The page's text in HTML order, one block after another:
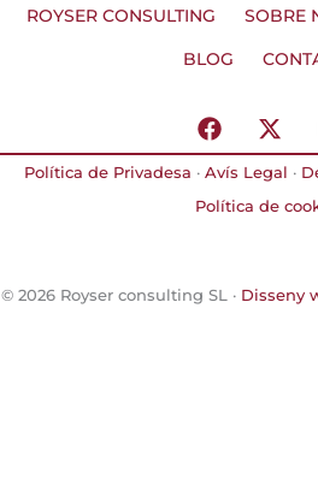
ROYSER CONSULTING SOBRE
BLOG
F
a
c
e
b
k
X
-
t
w
i
r
Política de Privadesa · Avís Legal ·
Política de
© 2026 Royser consulting SL · Disseny